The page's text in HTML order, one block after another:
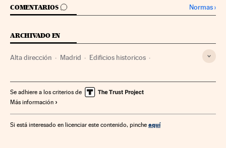
COMENTARIOS
IR A LOS COMENTARIOS Normas›
ARCHIVADO EN
Alta dirección Madrid Edificios historicos
Arte España Gestión empresarial Empresas
Se adhiere a los criterios de
Más información
Si está interesado en licenciar este contenido, pinche aquí